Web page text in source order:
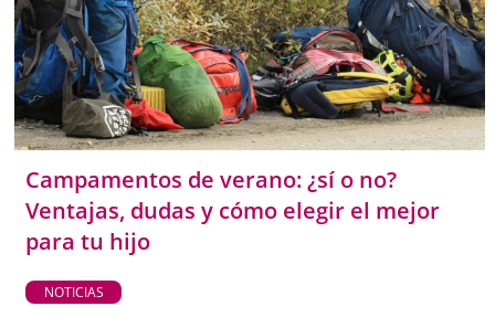
Campamentos de verano: ¿sí o no?
Ventajas, dudas y cómo elegir el mejor
para tu hijo
NOTICIAS